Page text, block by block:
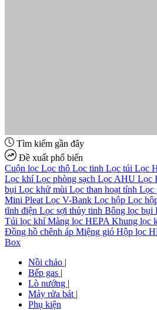
Tìm kiếm gần đây
Đề xuất phổ biến
Cuộn lọc Lọc thô Lọc tinh Lọc túi Lọc
Lọc khíLọc phòng sạch Lọc AHU Lọc
bụi Lọc khử mùi Lọc than hoạt tính Lọc
Mini Pleat Lọc V-Bank Lọc hộp Lọc
tĩnh điện Lọc sợi thủy tinh Bông lọc bụi
Túi lọc khíMàng lọc HEPA Khung lọc
Đồng hồ chênh áp Miệng gió Hộp lọc
Box
Nồi chảo |
Bếp gas |
Lò nướng |
Máy rửa bát |
Phụ kiện